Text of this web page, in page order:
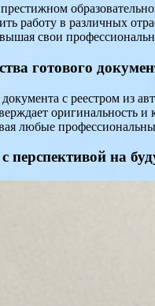
работу в различных
свои
готового
с реестром из
оригинальность и
любые
перспективой на